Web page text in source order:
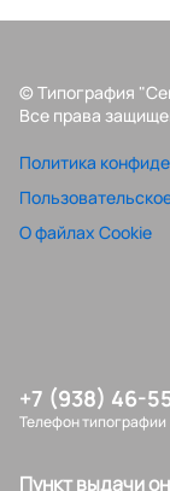
© Типография
Все права
Политика
О файлах Cookie
+7 (938) 46-
Телефон типографии
Пункт выдачи